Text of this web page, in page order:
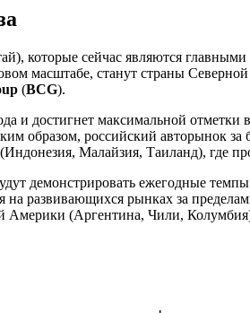
которые сейчас являются
масштабе, станут страны
(BCG).
и достигнет максимальной
образом, российский авторынок
Малайзия, Таиланд), где
демонстрировать ежегодные
на развивающихся рынках за
(Аргентина, Чили,